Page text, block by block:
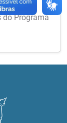
de
do Programa